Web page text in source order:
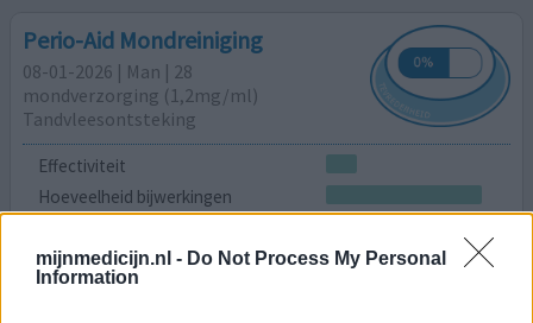
mijnmedicijn.nl - Do Not Process My Personal
Information
Perio-Aid Mondreiniging
08-01-2026 | Man | 28
mondverzorging (1,2mg/ml)
Tandvleesontsteking
Effectiviteit
Hoeveelheid bijwerkingen
tandvleesproblemen
ontstoken tong aften in de mond